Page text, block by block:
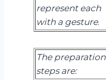
represent each
with a gesture.
The preparation
stepsare: